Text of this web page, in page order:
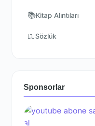
📚Kitap Alıntıları
📖Sözlük
Sponsorlar